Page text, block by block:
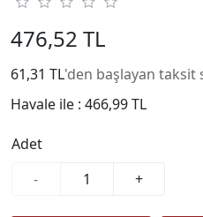
476,52 TL
61,31 TL'den başlayan taksit
Havale ile : 466,99 TL
Adet
-
+